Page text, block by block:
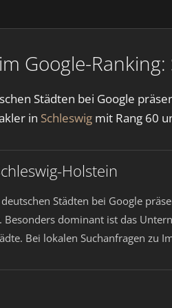
Google-
Städten bei Google
in Schleswig mit Rang 60
Holstein
Städten bei Google
Besonders dominant ist das
Bei lokalen Suchanfragen zu